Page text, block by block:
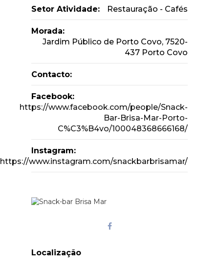
Setor Atividade: Restauração - Cafés
Morada:
Jardim Público de Porto Covo, 7520-
437 Porto Covo
Contacto:
Facebook:
https://www.facebook.com/people/Snack-
Bar-Brisa-Mar-Porto-
C%C3%B4vo/100048368666168/
Instagram:
https://www.instagram.com/snackbarbrisamar/
Localização